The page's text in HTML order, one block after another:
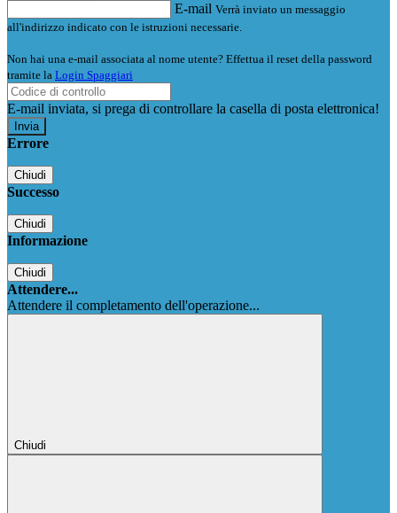
E-mail Verrà inviato un messaggio
all'indirizzo indicato con le istruzioni necessarie.
Non hai una e-mail associata al nome utente? Effettua il reset della password
tramite la Login Spaggiari
E-mail inviata, si prega di controllare la casella di posta elettronica!
Errore
Chiudi
Successo
Chiudi
Informazione
Chiudi
Attendere...
Attendere il completamento dell'operazione...
Chiudi